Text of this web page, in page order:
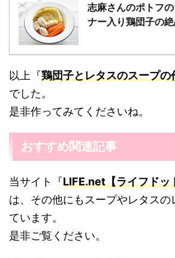
志麻さんのポトフ
ナー入り鶏団子の絶
以上『鶏団子とレタスのスープの
でした。
是非作ってみてくださいね。
おすすめ関連記事
当サイト『LIFE.net【ライフドッ
は、その他にもスープやレタスの
ています。
是非ご覧ください。